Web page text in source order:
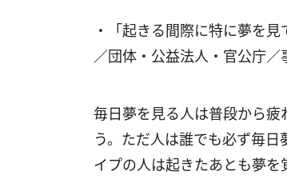
・「起きる間際に特に夢を
／団体・公益法人・官公庁／
毎日夢を見る人は普段から
う。ただ人は誰でも必ず毎
イプの人は起きたあとも夢